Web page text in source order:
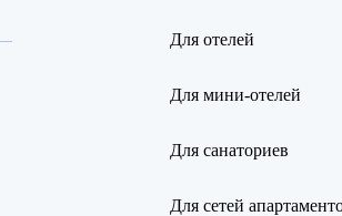
Для отелей
Для мини-отелей
Для санаториев
Для сетей